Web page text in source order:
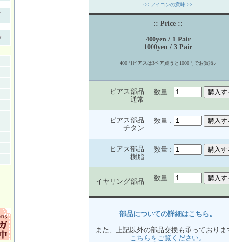
<< アイコンの意味 >>
:: Price ::
400yen / 1 Pair
1000yen / 3 Pair
400円ピアスは3ペア買うと1000円でお買得♪
ピアス部品
通常
数量 :
ピアス部品
チタン
数量 :
ピアス部品
樹脂
数量 :
イヤリング部品 数量 :
部品についての詳細はこちら。
また、上記以外の部品交換も承っておりま
こちらをご覧ください。